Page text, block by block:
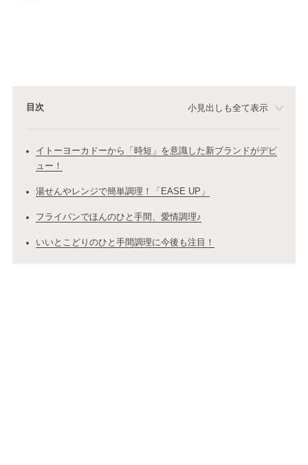
目次 小見出しも全て表示
イトーヨーカドーから「時短」を意識した新ブランドがデビ
ュー！
湯せんやレンジで簡単調理！「EASE UP」
フライパンでほんのひと手間、愛情調理♪
いいとこどりのひと手間調理に今後も注目！